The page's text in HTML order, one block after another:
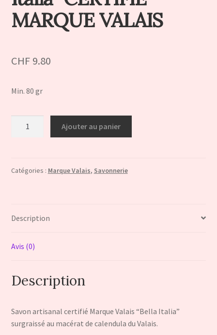
MARQUE VALAIS
CHF9.80
Min. 80 gr
"Bella
VALAIS
Ajouter au panier
Catégories : Marque Valais, Savonnerie
Description
Avis (0)
Description
Savon artisanal certifié Marque Valais “Bella Italia”
surgraissé au macérat de calendula du Valais.